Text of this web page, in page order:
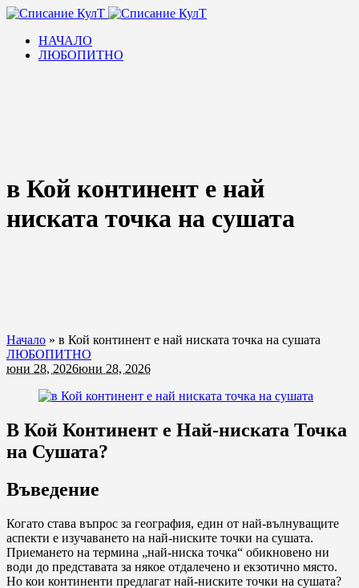
НАЧАЛО
ЛЮБОПИТНО
в Кой континент е най
ниската точка на сушата
Начало » в Кой континент е най ниската точка на сушата
ЛЮБОПИТНО
юни 28, 2026юни 28, 2026
В Кой Континент е Най-ниската Точка
на Сушата?
Въведение
Когато става въпрос за география, един от най-вълнуващите
аспекти е изучаването на най-ниските точки на сушата.
Приемането на термина „най-ниска точка“ обикновено ни
води до представата за някое отдалечено и екзотично място.
Но кои континенти предлагат най-ниските точки на сушата?